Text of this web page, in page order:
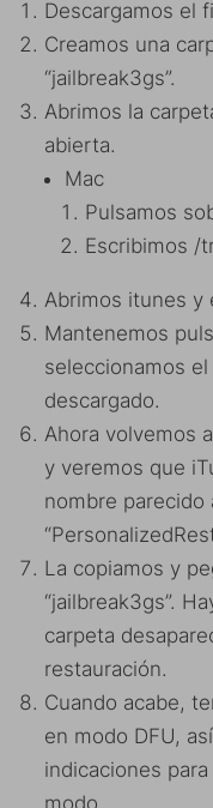
Descargamos el
Creamos una
“jailbreak3gs”.
Abrimos la
abierta.
Mac
Pulsamos
Escribimos /
Abrimos itunes y
Mantenemos
seleccionamos
descargado.
Ahora volvemos
y veremos que
nombre parecido
La copiamos y
“jailbreak3gs”.
carpeta
restauración.
Cuando acabe,
en modo DFU,
indicaciones
modo.